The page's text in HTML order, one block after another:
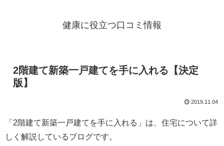
健康に役立つ口コミ情報
2階建て新築一戸建てを手に入れる【決定
版】
2019.11.04
「2階建て新築一戸建てを手に入れる」は、住宅について詳
しく解説しているブログです。